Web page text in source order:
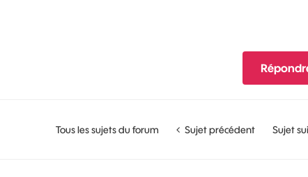
Tous les sujets du forum Sujet précédent Sujet